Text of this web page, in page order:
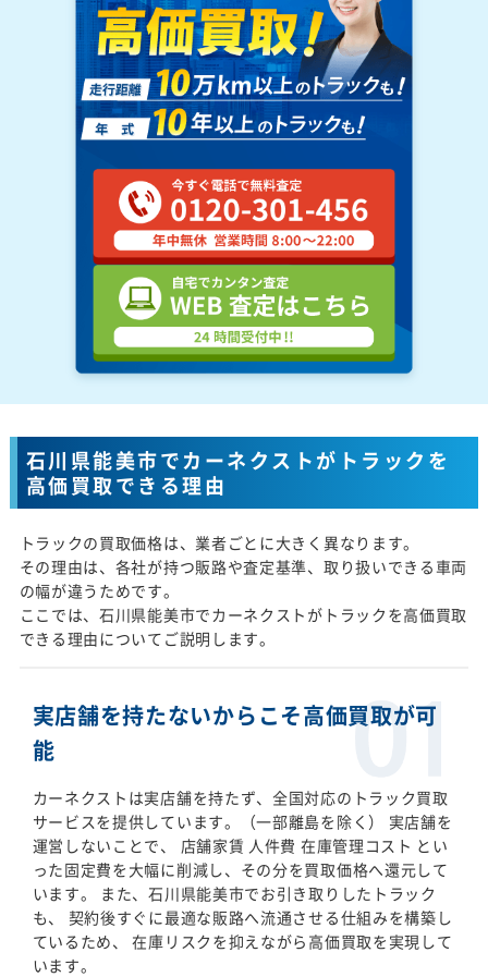
石川県能美市でカーネクストがトラックを
高価買取できる理由
トラックの買取価格は、業者ごとに大きく異なります。
その理由は、各社が持つ販路や査定基準、取り扱いできる車両
の幅が違うためです。
ここでは、石川県能美市でカーネクストがトラックを高価買取
できる理由についてご説明します。
実店舗を持たないからこそ高価買取が可
能
カーネクストは実店舗を持たず、全国対応のトラック買取
サービスを提供しています。（一部離島を除く） 実店舗を
運営しないことで、 店舗家賃 人件費 在庫管理コスト とい
った固定費を大幅に削減し、その分を買取価格へ還元して
います。 また、石川県能美市でお引き取りしたトラック
も、 契約後すぐに最適な販路へ流通させる仕組みを構築し
ているため、 在庫リスクを抑えながら高価買取を実現して
います。